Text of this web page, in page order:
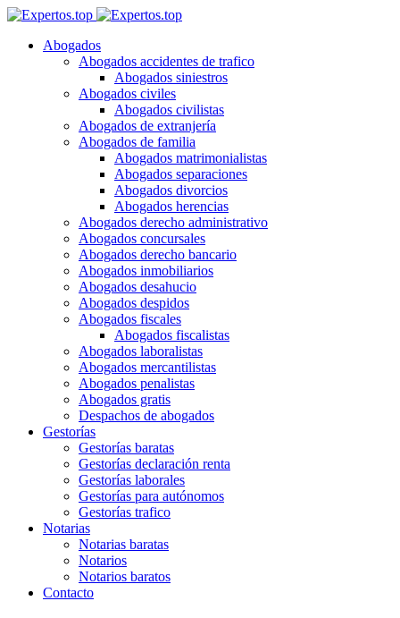
Abogados
Abogados accidentes de trafico
Abogados siniestros
Abogados civiles
Abogados civilistas
Abogados de extranjería
Abogados de familia
Abogados matrimonialistas
Abogados separaciones
Abogados divorcios
Abogados herencias
Abogados derecho administrativo
Abogados concursales
Abogados derecho bancario
Abogados inmobiliarios
Abogados desahucio
Abogados despidos
Abogados fiscales
Abogados fiscalistas
Abogados laboralistas
Abogados mercantilistas
Abogados penalistas
Abogados gratis
Despachos de abogados
Gestorías
Gestorías baratas
Gestorías declaración renta
Gestorías laborales
Gestorías para autónomos
Gestorías trafico
Notarias
Notarias baratas
Notarios
Notarios baratos
Contacto